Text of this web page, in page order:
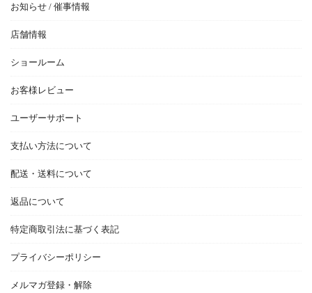
お知らせ / 催事情報
店舗情報
ショールーム
お客様レビュー
ユーザーサポート
支払い方法について
配送・送料について
返品について
特定商取引法に基づく表記
プライバシーポリシー
メルマガ登録・解除